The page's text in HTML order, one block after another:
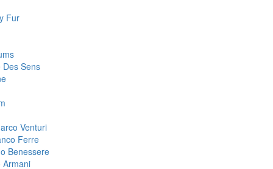
Fur
Des Sens
Venturi
Ferre
Benessere
Armani